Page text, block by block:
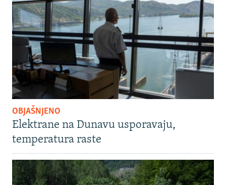
OBJAŠNJENO
Elektrane na Dunavu usporavaju,
temperatura raste